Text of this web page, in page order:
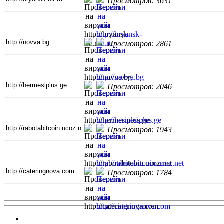
Просмотров: 2861
Просмотров: 2046
Просмотров: 1943
Просмотров: 1784